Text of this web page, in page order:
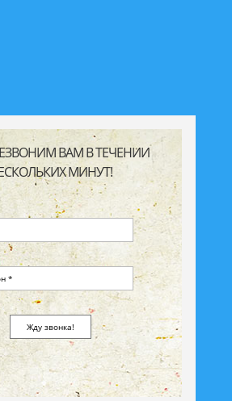
ВАМ В ТЕЧЕНИИ
МИНУТ!